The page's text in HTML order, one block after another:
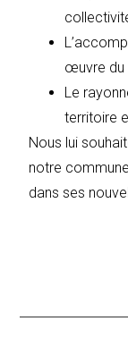
œuvre du
Le
territoire
Nous lui
notre
dans ses